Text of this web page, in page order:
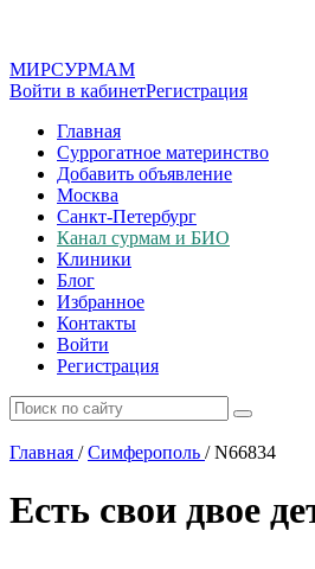
МИРСУРМАМ
Войти в кабинетРегистрация
Главная
Суррогатное материнство
Добавить объявление
Москва
Санкт-Петербург
Канал сурмам и БИО
Клиники
Блог
Избранное
Контакты
Войти
Регистрация
Главная / Симферополь /N66834
Есть свои двое